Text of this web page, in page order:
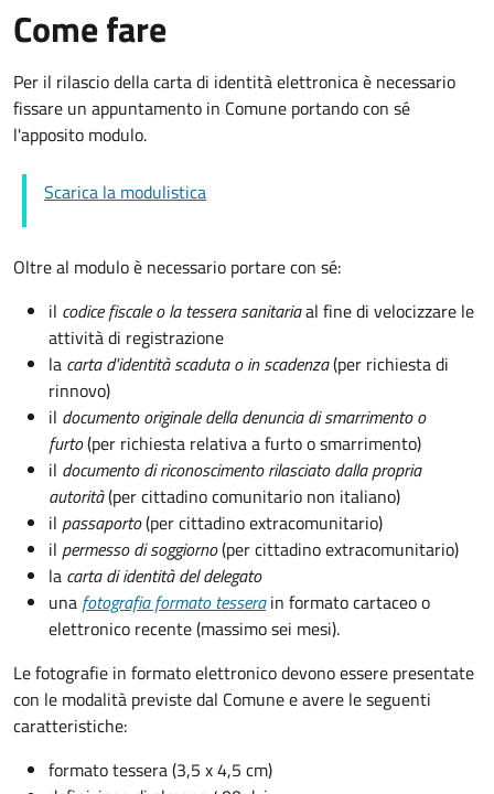
Come fare
Per il rilascio della carta di identità elettronica è necessario
fissare un appuntamento in Comune portando con sé
l'apposito modulo.
Scarica la modulistica
Oltre al modulo è necessario portare con sé:
il codice fiscale o la tessera sanitariaal fine di velocizzare le
attività di registrazione
la carta d'identità scaduta o in scadenza(per richiesta di
rinnovo)
il documento originale della denuncia di smarrimento o
furto(per richiesta relativa a furto o smarrimento)
il documento di riconoscimento rilasciato dalla propria
autorità(per cittadino comunitario non italiano)
il passaporto(per cittadino extracomunitario)
il permesso di soggiorno(per cittadino extracomunitario)
la carta di identità del delegato
una fotografia formato tessera in formato cartaceo o
elettronico recente (massimo sei mesi).
Le fotografie in formato elettronico devono essere presentate
con le modalità previste dal Comune e avere le seguenti
caratteristiche:
formato tessera (3,5 x 4,5 cm)